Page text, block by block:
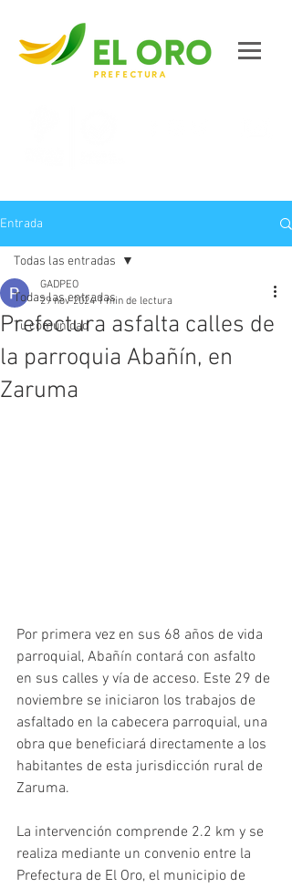
Entrada
Todas las entradas
Tu comunidad
Todas las entradas
Prefectura asfalta calles de
la parroquia Abañín, en
Zaruma
GADPEO
29 nov 2024 1 min de lectura
Por primera vez en sus 68 años de vida
parroquial, Abañín contará con asfalto
en sus calles y vía de acceso. Este 29 de
noviembre se iniciaron los trabajos de
asfaltado en la cabecera parroquial, una
obra que beneficiará directamente a los
habitantes de esta jurisdicción rural de
Zaruma.
La intervención comprende 2.2 km y se
realiza mediante un convenio entre la
Prefectura de El Oro, el municipio de